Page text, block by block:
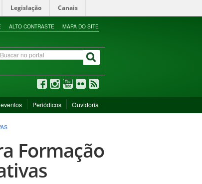
Legislação Canais
ALTO CONTRASTE MAPA DO SITE
Periódicos Ouvidoria
Formação